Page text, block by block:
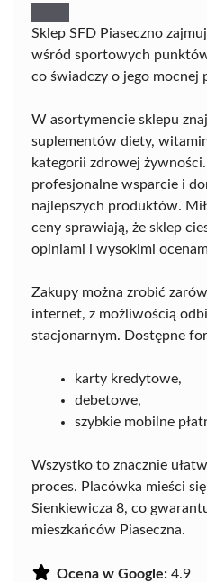
Sklep SFD Piaseczno
wśród sportowych
co świadczy o jego mocnej
W asortymencie sklepu
suplementów diety,
kategorii zdrowej
profesjonalne wsparcie i
najlepszych produktów.
ceny sprawiają, że sklep
opiniami i wysokimi
Zakupy można zrobić
internet, z możliwością
stacjonarnym. Dostępne
karty kredytowe,
debetowe,
szybkie mobilne
Wszystko to znacznie
proces. Placówka mieści
Sienkiewicza 8, co
mieszkańców Piaseczna.
Ocena w Google: 4.9